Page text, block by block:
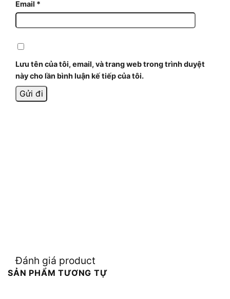
Email *
Lưu tên của tôi, email, và trang web trong trình duyệt
này cho lần bình luận kế tiếp của tôi.
Đánh giá product
SẢN PHẨM TƯƠNG TỰ